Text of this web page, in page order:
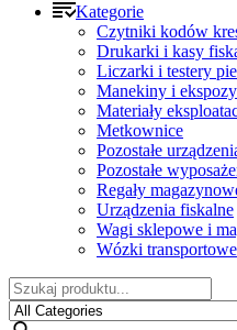
Kategorie
Czytniki kodów
Drukarki i kasy
Liczarki i testery
Manekiny i
Materiały
Metkownice
Pozostałe
Pozostałe
Regały
Urządzenia fiskalne
Wagi sklepowe i
Wózki transportowe